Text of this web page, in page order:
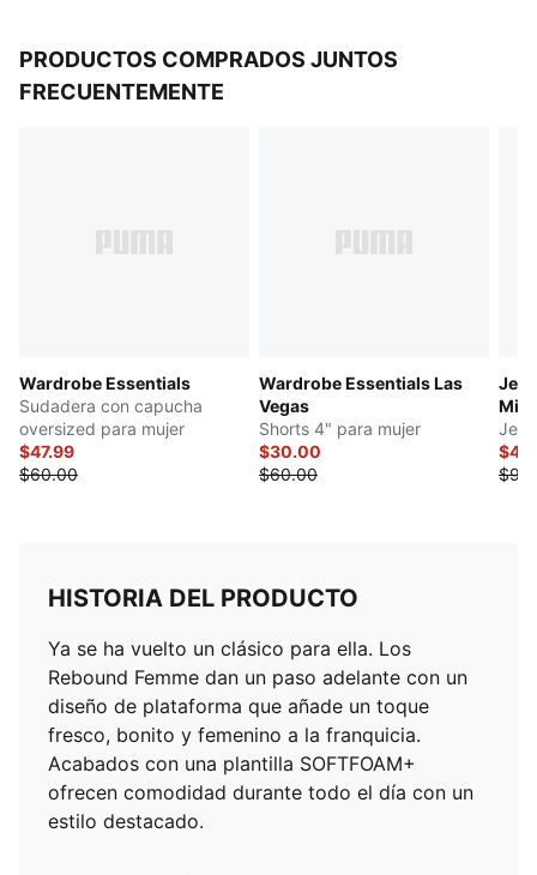
PRODUCTOS COMPRADOS JUNTOS
FRECUENTEMENTE
Wardrobe Essentials
Sudadera con capucha
oversized para mujer
$47.99
$60.00
Wardrobe Essentials Las
Vegas
Shorts 4" para mujer
$30.00
$60.00
HISTORIA DEL PRODUCTO
Ya se ha vuelto un clásico para ella. Los
Rebound Femme dan un paso adelante con un
diseño de plataforma que añade un toque
fresco, bonito y femenino a la franquicia.
Acabados con una plantilla SOFTFOAM+
ofrecen comodidad durante todo el día con un
estilo destacado.